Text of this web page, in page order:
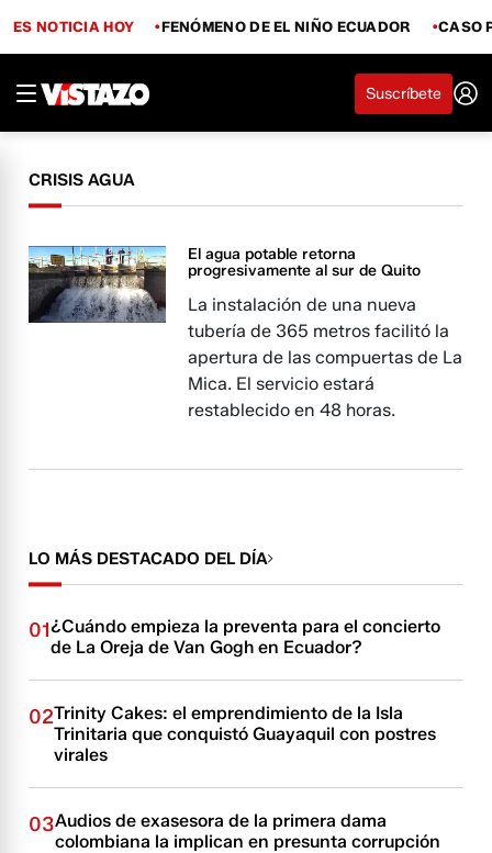
ES NOTICIA HOY FENÓMENO DE EL NIÑO ECUADOR CASO
Suscríbete
CRISIS AGUA
El agua potable retorna
progresivamente al sur de Quito
La instalación de una nueva
tubería de 365 metros facilitó la
apertura de las compuertas de La
Mica. El servicio estará
restablecido en 48 horas.
LO MÁS DESTACADO DEL DÍA
01¿Cuándo empieza la preventa para el concierto
de La Oreja de Van Gogh en Ecuador?
02Trinity Cakes: el emprendimiento de la Isla
Trinitaria que conquistó Guayaquil con postres
virales
03Audios de exasesora de la primera dama
colombiana la implican en presunta corrupción